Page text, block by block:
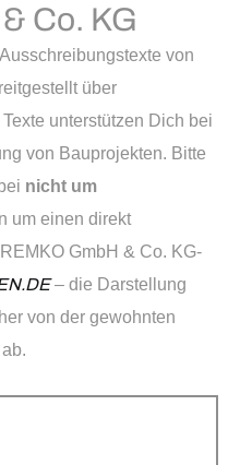
Co. KG
von
über
unterstützen Dich bei
von Bauprojekten. Bitte
nicht um
um einen direkt
GmbH & Co. KG-
– die Darstellung
von der gewohnten